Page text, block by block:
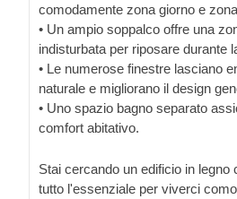
comodamente zona giorno e
• Un ampio soppalco offre una
indisturbata per riposare durante
• Le numerose finestre lasciano
naturale e migliorano il design
• Uno spazio bagno separato
comfort abitativo.
Stai cercando un edificio in legno
tutto l'essenziale per viverci